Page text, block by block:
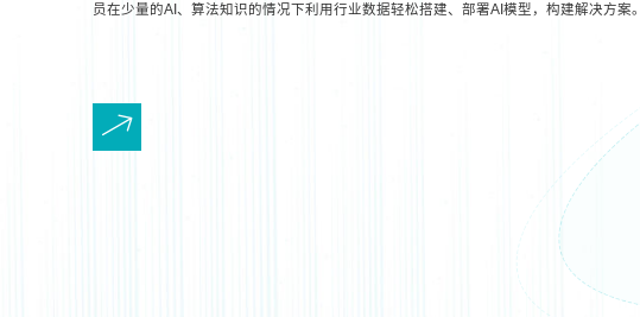
员在少量的AI、算法知识的情况下利用行业数据轻松搭建、部署AI模型，构建解决方案。